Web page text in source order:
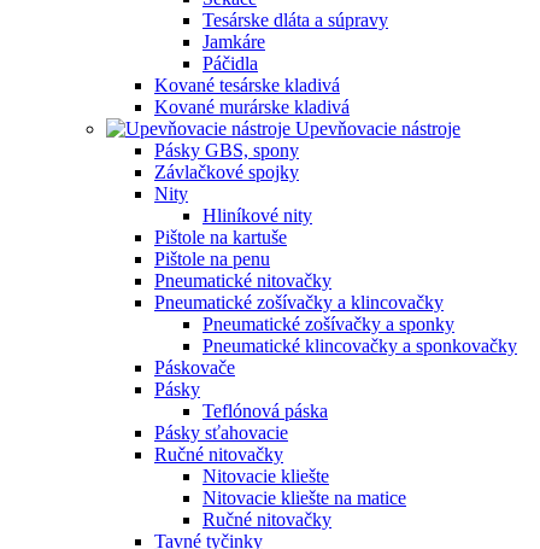
Tesárske dláta a súpravy
Jamkáre
Páčidla
Kované tesárske kladivá
Kované murárske kladivá
Upevňovacie nástroje
Pásky GBS, spony
Závlačkové spojky
Nity
Hliníkové nity
Pištole na kartuše
Pištole na penu
Pneumatické nitovačky
Pneumatické zošívačky a klincovačky
Pneumatické zošívačky a sponky
Pneumatické klincovačky a sponkovačky
Páskovače
Pásky
Teflónová páska
Pásky sťahovacie
Ručné nitovačky
Nitovacie kliešte
Nitovacie kliešte na matice
Ručné nitovačky
Tavné tyčinky